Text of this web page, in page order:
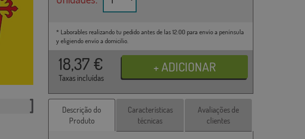
* Laborables realizando tu pedido antes de las 12:00 para envío a península
y eligiendo envío a domicilio.
18,37 €
Taxas incluídas
Descrição do
Produto
Características
técnicas
Avaliações de
clientes